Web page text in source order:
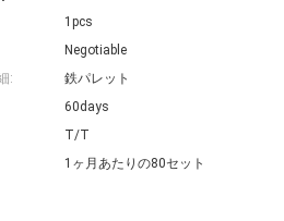
1pcs
Negotiable
:
鉄パレット
60days
T/T
1ヶ月あたりの80セット